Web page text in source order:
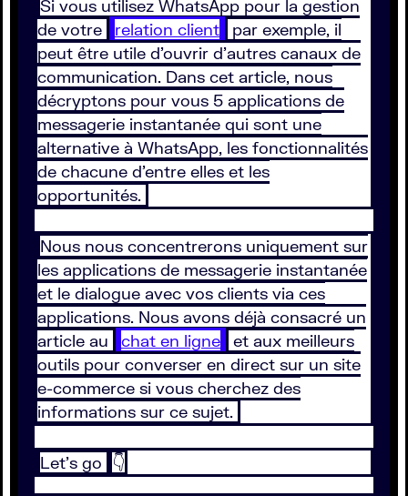
Si vous utilisez WhatsApp pour la gestion
de votre
relation client
par exemple, il
peut être utile d’ouvrir d’autres canaux de
communication. Dans cet article, nous
décryptons pour vous 5 applications de
messagerie instantanée qui sont une
alternative à WhatsApp, les fonctionnalités
de chacune d’entre elles et les
opportunités.
Nous nous concentrerons uniquement sur
les applications de messagerie instantanée
et le dialogue avec vos clients via ces
applications. Nous avons déjà consacré un
article au
chat en ligne
et aux meilleurs
outils pour converser en direct sur un site
e-commerce si vous cherchez des
informations sur ce sujet.
Let’s go 👇